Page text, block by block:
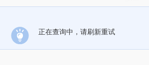
正在查询中，请刷新重试